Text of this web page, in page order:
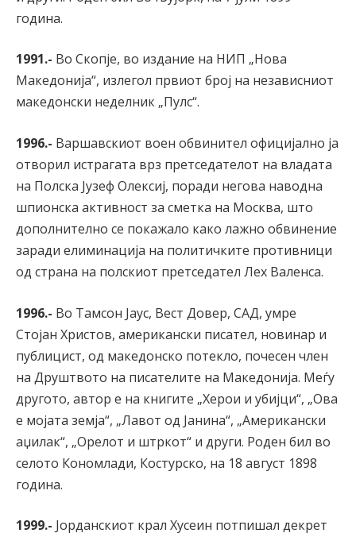
година.
1991.- Во Скопје, во издание на НИП „Нова
Македонија“, излегол првиот број на независниот
македонски неделник „Пулс“.
1996.- Варшавскиот воен обвинител официјално ја
отворил истрагата врз претседателот на владата
на Полска Јузеф Олексиј, поради негова наводна
шпионска активност за сметка на Москва, што
дополнително се покажало како лажно обвинение
заради елиминација на политичките противници
од страна на полскиот претседател Лех Валенса.
1996.- Во Тамсон Јаус, Вест Довер, САД, умре
Стојан Христов, американски писател, новинар и
публицист, од македонско потекло, почесен член
на Друштвото на писателите на Македонија. Меѓу
другото, автор е на книгите „Херои и убијци“, „Ова
е мојата земја“, „Лавот од Јанина“, „Американски
аџилак“, „Орелот и штркот“ и други. Роден бил во
селото Кономлади, Костурско, на 18 август 1898
година.
1999.- Јорданскиот крал Хусеин потпишал декрет